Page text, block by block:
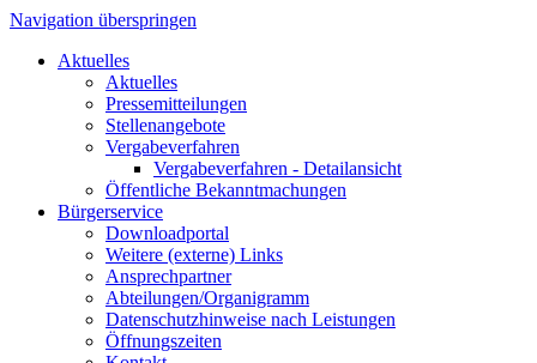
Navigation überspringen
Aktuelles
Aktuelles
Pressemitteilungen
Stellenangebote
Vergabeverfahren
Vergabeverfahren - Detailansicht
Öffentliche Bekanntmachungen
Bürgerservice
Downloadportal
Weitere (externe) Links
Ansprechpartner
Abteilungen/Organigramm
Datenschutzhinweise nach Leistungen
Öffnungszeiten